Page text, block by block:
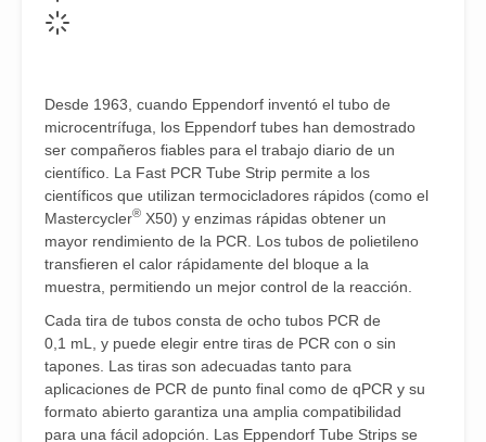
Desde 1963, cuando Eppendorf inventó el tubo de
microcentrífuga, los Eppendorf tubes han demostrado
ser compañeros fiables para el trabajo diario de un
científico. La Fast PCR Tube Strip permite a los
científicos que utilizan termocicladores rápidos (como el
Mastercycler® X50) y enzimas rápidas obtener un
mayor rendimiento de la PCR. Los tubos de polietileno
transfieren el calor rápidamente del bloque a la
muestra, permitiendo un mejor control de la reacción.
Cada tira de tubos consta de ocho tubos PCR de
0,1 mL, y puede elegir entre tiras de PCR con o sin
tapones. Las tiras son adecuadas tanto para
aplicaciones de PCR de punto final como de qPCR y su
formato abierto garantiza una amplia compatibilidad
para una fácil adopción. Las Eppendorf Tube Strips se